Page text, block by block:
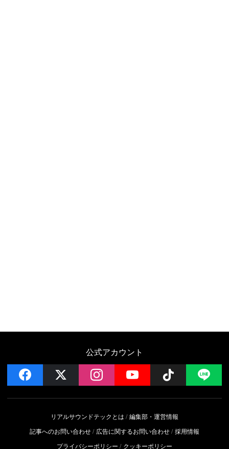
公式アカウント
facebook instagramYouTube Follow
リアルサウンドテックとは
編集部・運営情報
記事へのお問い合わせ
広告に関するお問い合わせ 採用情報
プライバシーポリシー
クッキーポリシー